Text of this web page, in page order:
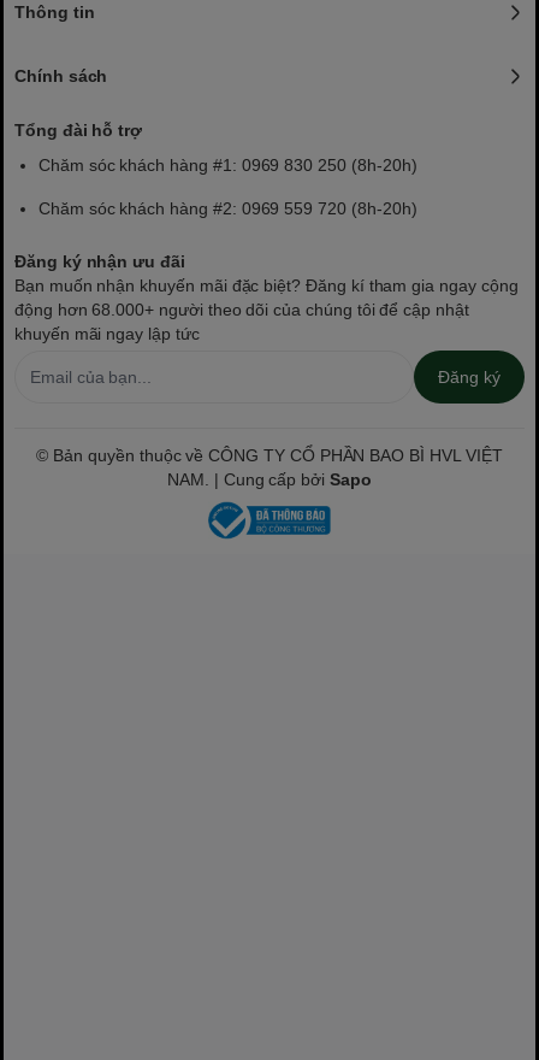
Thông tin
Chính sách
Tổng đài hỗ trợ
Chăm sóc khách hàng #1: 0969 830 250 (8h-20h)
Chăm sóc khách hàng #2: 0969 559 720 (8h-20h)
Đăng ký nhận ưu đãi
Bạn muốn nhận khuyến mãi đặc biệt? Đăng kí tham gia ngay cộng
động hơn 68.000+ người theo dõi của chúng tôi để cập nhật
khuyến mãi ngay lập tức
Đăng ký
© Bản quyền thuộc về CÔNG TY CỔ PHẦN BAO BÌ HVL VIỆT
NAM. | Cung cấp bởiSapo